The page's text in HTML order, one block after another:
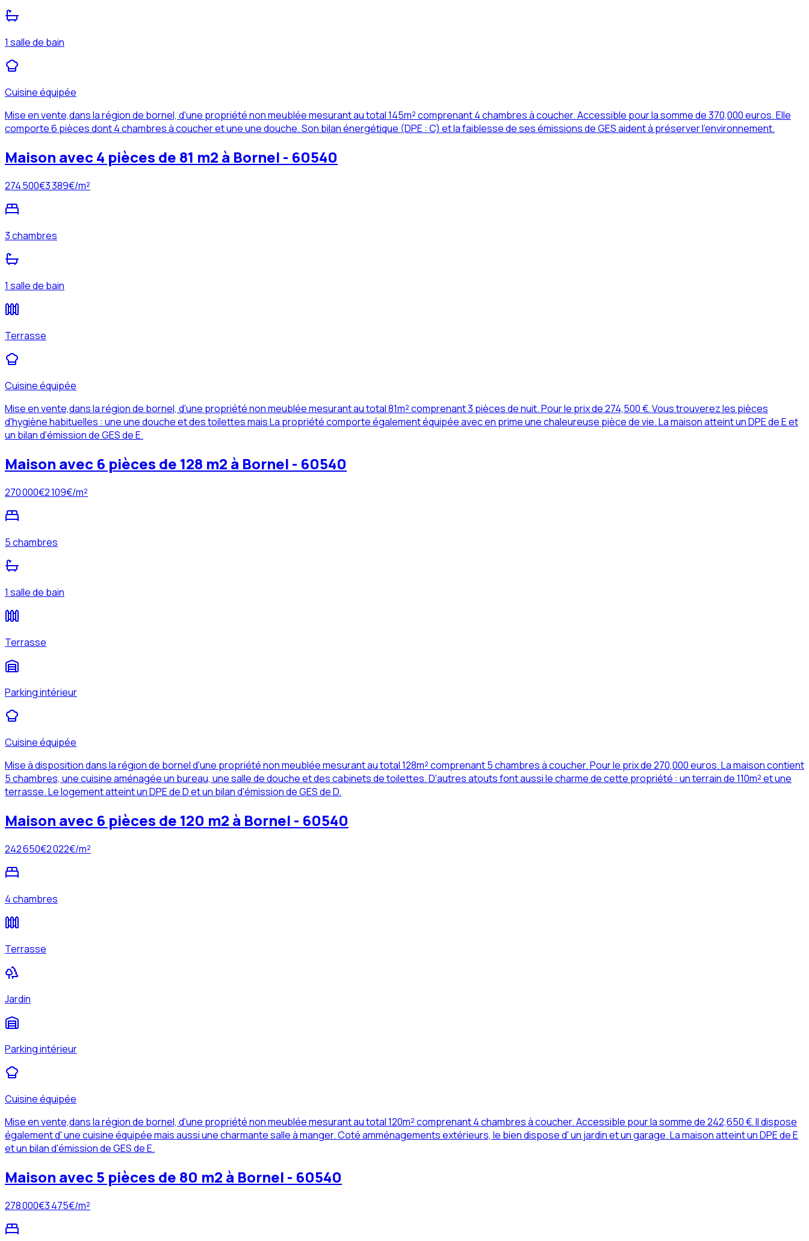
1 salle de bain
Cuisine équipée
Mise en vente,dans la région de bornel, d'une propriété non meublée mesurant au total 145m² comprenant 4 chambres à coucher. Accessible pour la somme de 370,000 euros. Elle
comporte 6 pièces dont 4 chambres à coucher et une une douche. Son bilan énergétique (DPE : C) et la faiblesse de ses émissions de GES aident à préserver l'environnement.
Maison avec 4 pièces de 81 m2 à Bornel - 60540
274 500€3 389€/m²
3 chambres
1 salle de bain
Terrasse
Cuisine équipée
Mise en vente,dans la région de bornel, d'une propriété non meublée mesurant au total 81m² comprenant 3 pièces de nuit. Pour le prix de 274,500 €. Vous trouverez les pièces
d'hygiène habituelles : une une douche et des toilettes mais La propriété comporte également équipée avec en prime une chaleureuse pièce de vie. La maison atteint un DPE de E et
un bilan d'émission de GES de E.
Maison avec 6 pièces de 128 m2 à Bornel - 60540
270 000€2 109€/m²
5 chambres
1 salle de bain
Terrasse
Parking intérieur
Cuisine équipée
Mise à disposition dans la région de bornel d'une propriété non meublée mesurant au total 128m² comprenant 5 chambres à coucher. Pour le prix de 270,000 euros. La maison contient
5 chambres, une cuisine aménagée un bureau, une salle de douche et des cabinets de toilettes. D'autres atouts font aussi le charme de cette propriété : un terrain de 110m² et une
terrasse. Le logement atteint un DPE de D et un bilan d'émission de GES de D.
Maison avec 6 pièces de 120 m2 à Bornel - 60540
242 650€2 022€/m²
4 chambres
Terrasse
Jardin
Parking intérieur
Cuisine équipée
Mise en vente,dans la région de bornel, d'une propriété non meublée mesurant au total 120m² comprenant 4 chambres à coucher. Accessible pour la somme de 242,650 €. Il dispose
également d' une cuisine équipée mais aussi une charmante salle à manger. Coté amménagements extérieurs, le bien dispose d' un jardin et un garage. La maison atteint un DPE de E
et un bilan d'émission de GES de E.
Maison avec 5 pièces de 80 m2 à Bornel - 60540
278 000€3 475€/m²